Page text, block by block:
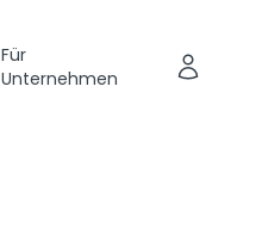
Für
Unternehmen